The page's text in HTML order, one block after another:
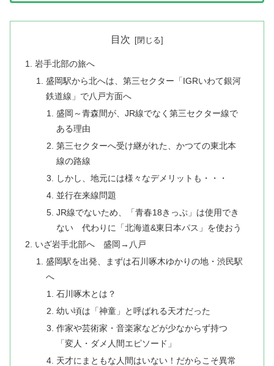
目次
岩手北部の旅へ
盛岡駅から北へは、第三セクター「IGRいわて銀河
鉄道線」で八戸方面へ
盛岡～青森間が、JR線でなく第三セクター線で
ある理由
第三セクターへ受け継がれた、かつての東北本
線の路線
しかし、地元には様々なデメリットも・・・
並行在来線問題
JR線でないため、「青春18きっぷ」は使用でき
ない 代わりに「北海道&東日本パス」を使おう
いざ岩手北部へ 盛岡→八戸
盛岡駅を出発、まずは石川啄木ゆかりの地・渋民駅
へ
石川啄木とは？
幼い頃は「神童」と呼ばれる天才だった
作家や芸術家・音楽家などが少なからず持つ
「変人・ダメ人間エピソード」
天才にまともな人間はいない！だからこそ異常